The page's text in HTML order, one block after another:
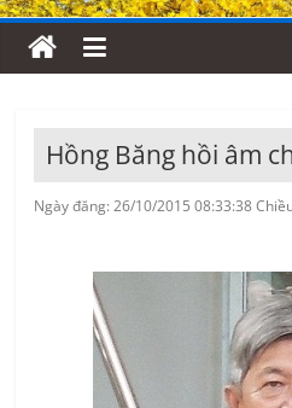
Hồng Băng hồi âm
Ngày đăng: 26/10/2015 08:33:38